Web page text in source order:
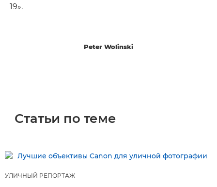
19».
Peter Wolinski
Статьи по теме
УЛИЧНЫЙ РЕПОРТАЖ